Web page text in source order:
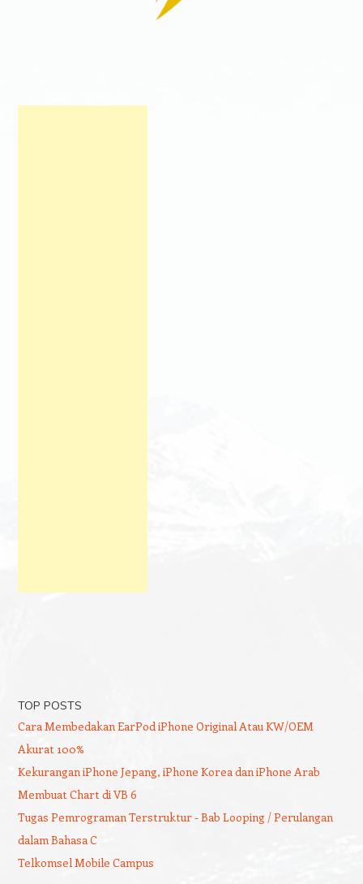
TOP POSTS
Cara Membedakan EarPod iPhone Original Atau KW/OEM
Akurat 100%
Kekurangan iPhone Jepang, iPhone Korea dan iPhone Arab
Membuat Chart di VB 6
Tugas Pemrograman Terstruktur - Bab Looping / Perulangan
dalam Bahasa C
Telkomsel Mobile Campus